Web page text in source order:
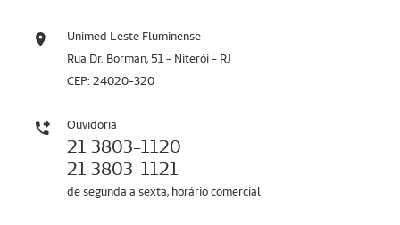
Unimed Leste Fluminense
Rua Dr. Borman, 51 - Niterói - RJ
CEP: 24020-320
Ouvidoria
21 3803-1120
21 3803-1121
de segunda a sexta, horário comercial